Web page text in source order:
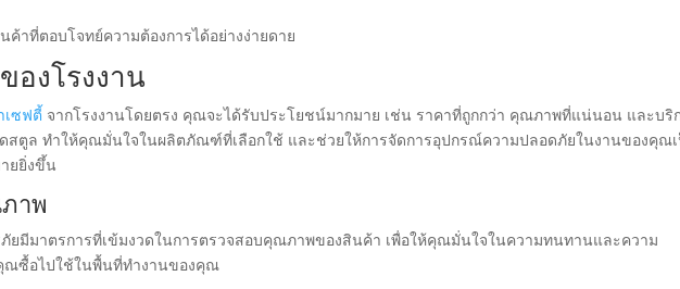
ค้าที่ตอบโจทย์ความต้องการได้อย่างง่ายดาย
องโรงงาน
เซฟตี้ จากโรงงานโดยตรง คุณจะได้รับประโยชน์มากมาย เช่น ราคาที่ถูกกว่า คุณภาพที่แน่นอน และบริ
ดสตูล ทำให้คุณมั่นใจในผลิตภัณฑ์ที่เลือกใช้ และช่วยให้การจัดการอุปกรณ์ความปลอดภัยในงานของคุณ
ยยิ่งขึ้น
าพ
ภัยมีมาตรการที่เข้มงวดในการตรวจสอบคุณภาพของสินค้า เพื่อให้คุณมั่นใจในความทนทานและความ
ณซื้อไปใช้ในพื้นที่ทำงานของคุณ